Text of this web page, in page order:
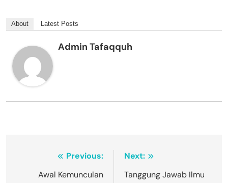
About Latest Posts
Admin Tafaqquh
NavigasiPrevious:
Awal Kemunculan
Next:
Tanggung Jawab Ilmu